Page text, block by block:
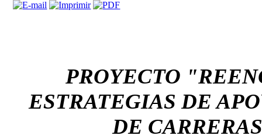
PROYECTO
ESTRATEGIAS DE
DE